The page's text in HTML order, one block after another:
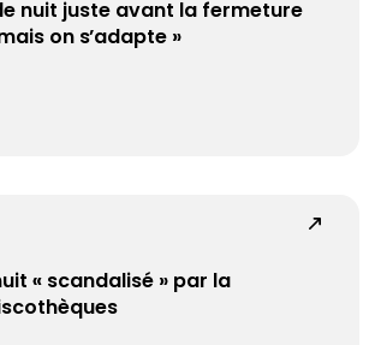
nuit juste avant la fermeture
on s’adapte »
« scandalisé » par la